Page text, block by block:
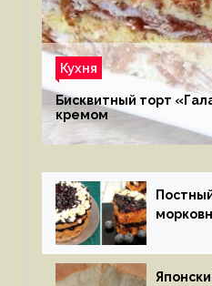
Кухня
Бисквитный торт
кремом